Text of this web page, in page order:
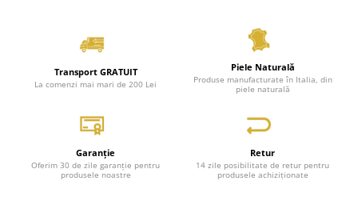
Transport GRATUIT
La comenzi mai mari de 200 Lei
Piele Naturală
Produse manufacturate în Italia, din
piele naturală
Garanție
Oferim 30 de zile garanție pentru
produsele noastre
Retur
14 zile posibilitate de retur pentru
produsele achiziționate